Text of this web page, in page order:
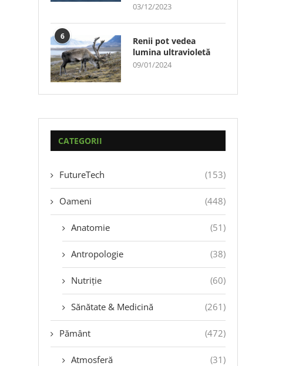
03/12/2023
6
Renii pot vedea
lumina ultravioletă
09/01/2024
CATEGORII
FutureTech (153)
Oameni (448)
Anatomie (51)
Antropologie (38)
Nutriție (60)
Sănătate & Medicină (261)
Pământ (472)
Atmosferă (31)